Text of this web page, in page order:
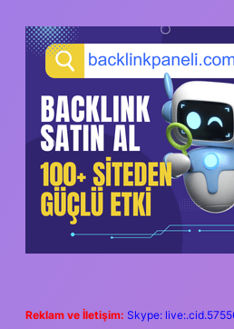
SIDEBAR
Reklam ve İletişim: Skype: